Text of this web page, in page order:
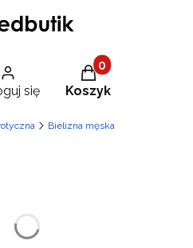
się
Produkty w
Koszyk
Bielizna męska